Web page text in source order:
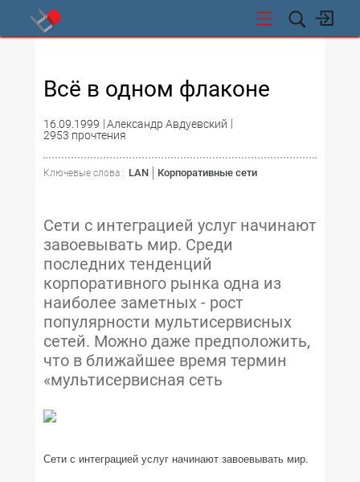
Всё в одном флаконе
16.09.1999
Александр Авдуевский
2953 прочтения
Ключевые слова : LAN Корпоративные сети
Сети с интеграцией услуг начинают
завоевывать мир. Среди
последних тенденций
корпоративного рынка одна из
наиболее заметных - рост
популярности мультисервисных
сетей. Можно даже предположить,
что в ближайшее время термин
«мультисервисная сеть
Сети с интеграцией услуг начинают завоевывать мир.